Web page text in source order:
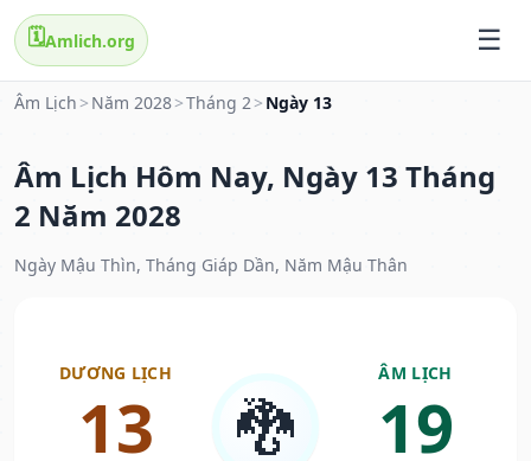
🗓️Amlich.org
Âm Lịch > Năm 2028>Tháng 2> Ngày 13
Âm Lịch Hôm Nay, Ngày 13 Tháng
2 Năm 2028
Ngày Mậu Thìn, Tháng Giáp Dần, Năm Mậu Thân
DƯƠNG LỊCH
13 🐉
ÂM LỊCH
19